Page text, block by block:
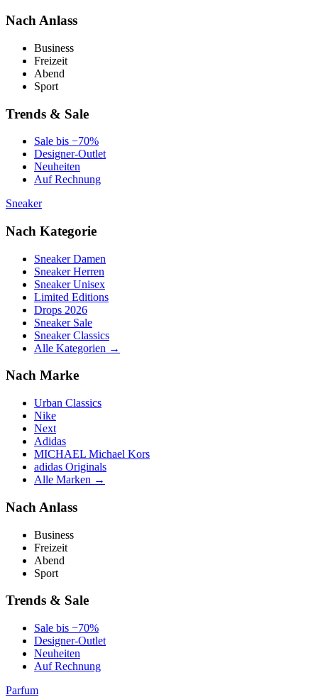
Nach Anlass
Business
Freizeit
Abend
Sport
Trends & Sale
Sale bis −70%
Designer-Outlet
Neuheiten
Auf Rechnung
Sneaker
Nach Kategorie
Sneaker Damen
Sneaker Herren
Sneaker Unisex
Limited Editions
Drops 2026
Sneaker Sale
Sneaker Classics
Alle Kategorien →
Nach Marke
Urban Classics
Nike
Next
Adidas
MICHAEL Michael Kors
adidas Originals
Alle Marken →
Nach Anlass
Business
Freizeit
Abend
Sport
Trends & Sale
Sale bis −70%
Designer-Outlet
Neuheiten
Auf Rechnung
Parfum